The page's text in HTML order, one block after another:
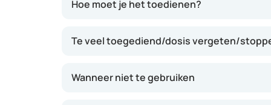
betrokken is bij de regulatie van eetlust. Het
gewichtsverlies, vooral in combinatie met
Hoe moet je het toedienen?
Te veel toegediend/dosis vergeten/
Wanneer niet te gebruiken